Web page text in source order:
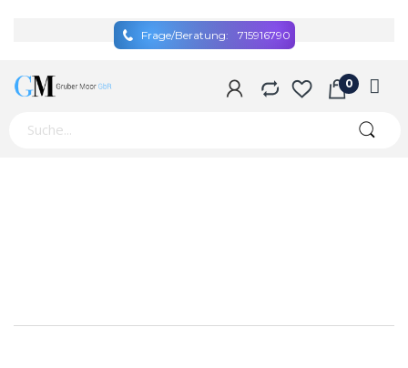
Frage/Beratung: 715916790